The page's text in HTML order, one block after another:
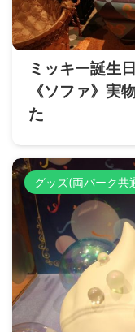
ミッキー誕生
《ソファ》実
た
グッズ(両パーク共